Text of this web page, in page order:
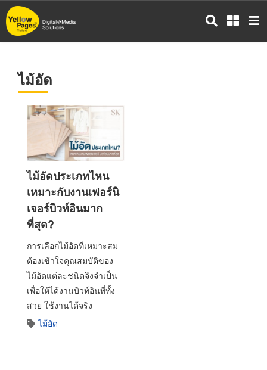
ข้าม
ไป
ไม้อัด
ไม้อัดประเภทไหน
เหมาะกับงานเฟอร์นิ
เจอร์บิวท์อินมาก
ที่สุด?
การเลือกไม้อัดที่เหมาะสม
ต้องเข้าใจคุณสมบัติของ
ไม้อัดแต่ละชนิดจึงจำเป็น
เพื่อให้ได้งานบิวท์อินที่ทั้ง
สวย ใช้งานได้จริง
ไม้อัด